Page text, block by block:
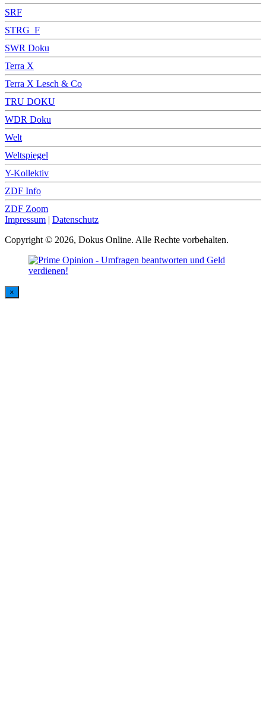
SRF
STRG_F
SWR Doku
Terra X
Terra X Lesch & Co
TRU DOKU
WDR Doku
Welt
Weltspiegel
Y-Kollektiv
ZDF Info
ZDF Zoom
Impressum | Datenschutz
Copyright © 2026, Dokus Online. Alle Rechte vorbehalten.
×